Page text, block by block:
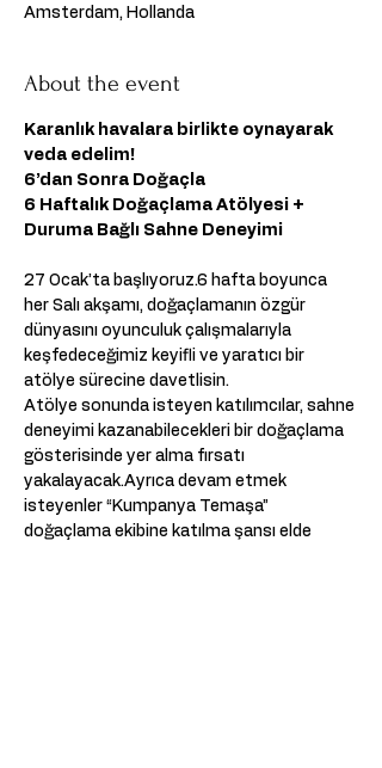
Amsterdam, Hollanda
About the event
Karanlık havalara birlikte oynayarak
veda edelim!
6’dan Sonra Doğaçla
6 Haftalık Doğaçlama Atölyesi +
Duruma Bağlı Sahne Deneyimi
27 Ocak’ta başlıyoruz.6 hafta boyunca
her Salı akşamı, doğaçlamanın özgür
dünyasını oyunculuk çalışmalarıyla
keşfedeceğimiz keyifli ve yaratıcı bir
atölye sürecine davetlisin.
Atölye sonunda isteyen katılımcılar, sahne
deneyimi kazanabilecekleri bir doğaçlama
gösterisinde yer alma fırsatı
yakalayacak.Ayrıca devam etmek
isteyenler “Kumpanya Temaşa”
doğaçlama ekibine katılma şansı elde